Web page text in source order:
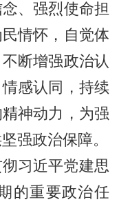
、强烈使命担
情怀，自觉体
断增强政治认
感认同，持续
神动力，为强
强政治保障。
习近平党建思
的重要政治任